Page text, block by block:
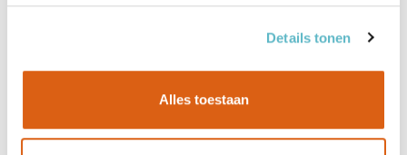
Details tonen
Alles toestaan